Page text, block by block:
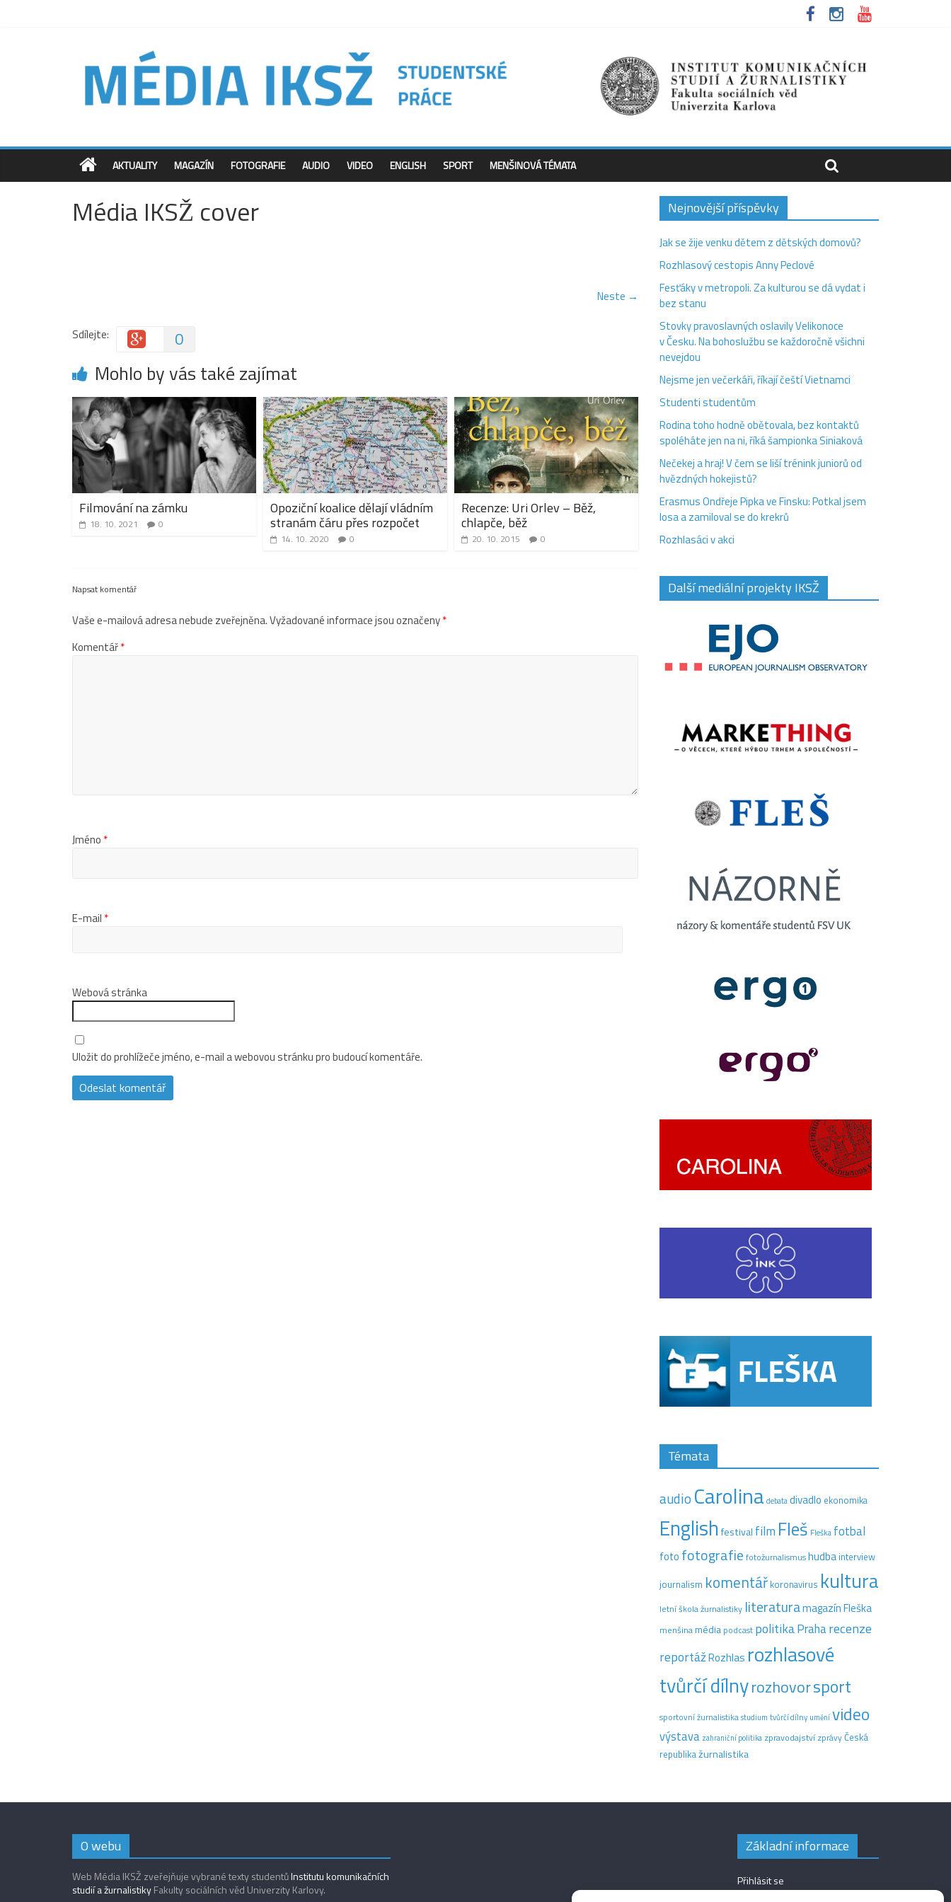
AKTUALITY MAGAZÍN FOTOGRAFIE AUDIO VIDEO ENGLISH SPORT MENŠINOVÁ TÉMATA
Média IKSŽ cover
Neste →
Sdílejte: 0
Mohlo by vás také zajímat
Filmování na zámku
18. 10. 2021 0
Opoziční koalice dělají vládním
stranám čáru přes rozpočet
14. 10. 2020 0
Recenze: Uri Orlev – Běž,
chlapče, běž
20. 10. 2015 0
Napsat komentář
Vaše e-mailová adresa nebude zveřejněna.Vyžadované informace jsou označeny*
Komentář*
Jméno *
E-mail *
Webová stránka
Uložit do prohlížeče jméno, e-mail a webovou stránku pro budoucí komentáře.
Nejnovější příspěvky
Jak se žije venku dětem z dětských domovů?
Rozhlasový cestopis Anny Peclové
Fesťáky v metropoli. Za kulturou se dá vydat i
bez stanu
Stovky pravoslavných oslavily Velikonoce
v Česku. Na bohoslužbu se každoročně všichni
nevejdou
Nejsme jen večerkáři, říkají čeští Vietnamci
Studenti studentům
Rodina toho hodně obětovala, bez kontaktů
spoléháte jen na ni, říká šampionka Siniaková
Nečekej a hraj! V čem se liší trénink juniorů od
hvězdných hokejistů?
Erasmus Ondřeje Pipka ve Finsku: Potkal jsem
losa a zamiloval se do krekrů
Rozhlasáci v akci
Další mediální projekty IKSŽ
Témata
audio Carolina debatadivadlo ekonomika
Englishfestival film Fleš Fleška fotbal
foto fotografie fotožurnalismushudba interview
journalism komentář koronavirus kultura
letní škola žurnalistiky literaturamagazín Fleška
menšinamédia podcast politikaPraharecenze
reportážRozhlas rozhlasové
tvůrčí dílnyrozhovorsport
sportovní žurnalistikastudium tvůrčí dílny uměnívideo
výstava zahraniční politika zpravodajství zprávyČeská
republikažurnalistika
O webu
Web Média IKSŽ zveřejňuje vybrané texty studentůInstitutu komunikačních
studií a žurnalistikyFakulty sociálních věd Univerzity Karlovy.
Základní informace
Přihlásit se